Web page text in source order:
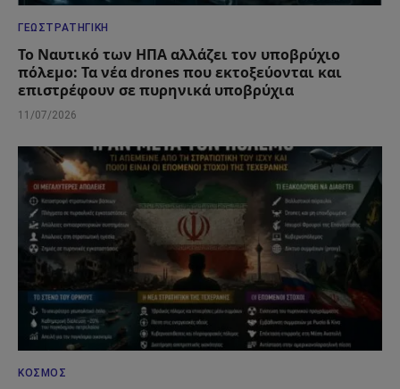
ΓΕΩΣΤΡΑΤΗΓΙΚΉ
Το Ναυτικό των ΗΠΑ αλλάζει τον υποβρύχιο
πόλεμο: Τα νέα drones που εκτοξεύονται και
επιστρέφουν σε πυρηνικά υποβρύχια
11/07/2026
ΚΌΣΜΟΣ